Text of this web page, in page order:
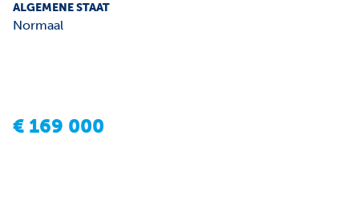
ALGEMENE STAAT
Normaal
€ 169 000